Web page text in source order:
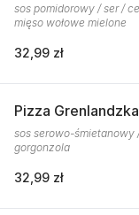
sos pomidorowy / ser /
mięso wołowe mielone
32,99 zł
Pizza Grenlandzka
sos serowo-śmietanowy
gorgonzola
32,99 zł